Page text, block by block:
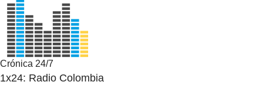
Crónica 24/7
1x24: Radio Colombia